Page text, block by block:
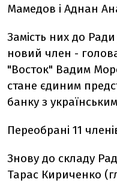
Мамедов і Аднан
Замість них до
новий член -
"Восток" Вадим
стане єдиним
банку з
Переобрані 11
Знову до складу
Тарас Кириченко